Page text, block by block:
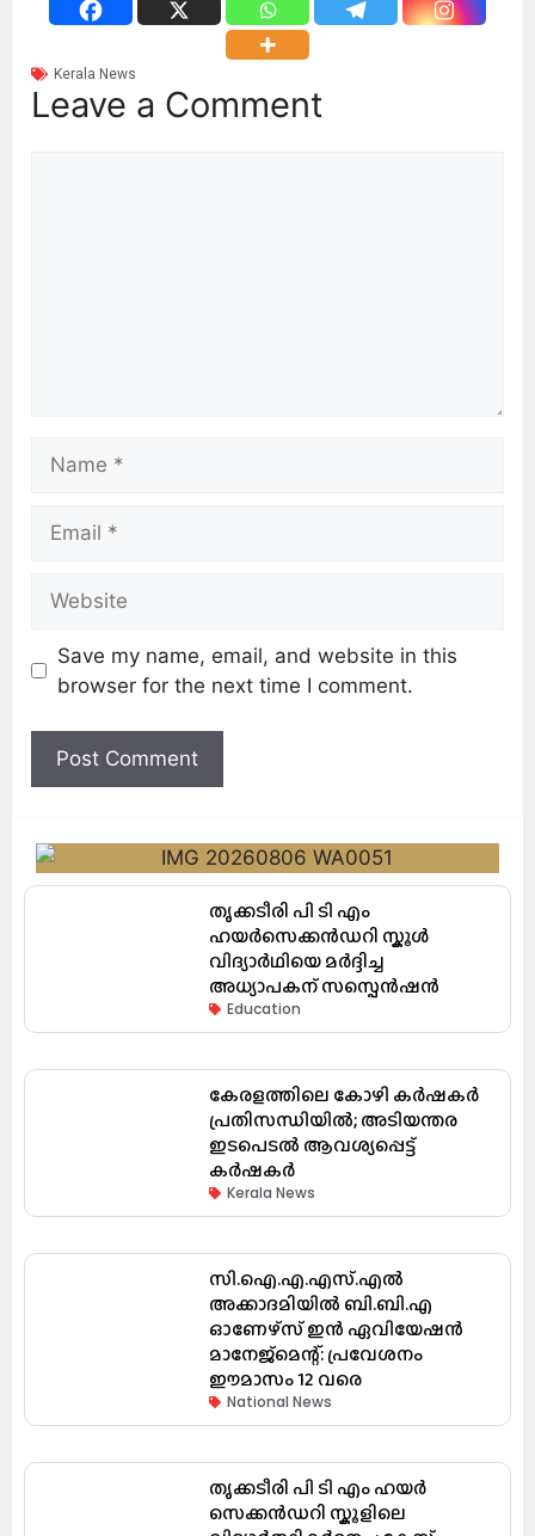
Kerala News
Leave a Comment
Save my name, email, and website in this
browser for the next time I comment.
തൃക്കടീരി പി ടി എം
ഹയർസെക്കൻഡറി സ്കൂൾ
വിദ്യാർഥിയെ മർദ്ദിച്ച
അധ്യാപകന് സസ്പെൻഷൻ
Education
കേരളത്തിലെ കോഴി കർഷകർ
പ്രതിസന്ധിയിൽ; അടിയന്തര
ഇടപെടൽ ആവശ്യപ്പെട്ട്
കർഷകർ
Kerala News
സി.ഐ.എ.എസ്.എൽ
അക്കാദമിയിൽ ബി.ബി.എ
ഓണേഴ്സ് ഇൻ ഏവിയേഷൻ
മാനേജ്മെന്റ്: പ്രവേശനം
ഈമാസം 12 വരെ
National News
തൃക്കടീരി പി ടി എം ഹയർ
സെക്കൻഡറി സ്കൂളിലെ